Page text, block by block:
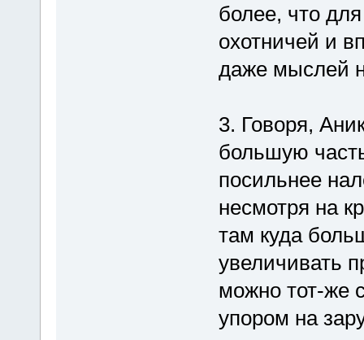
более, что
охотничей и
даже мыслей
3. Говоря,
большую
посильнее
несмотря на
там куда
увеличивать
можно тот-же
упором на